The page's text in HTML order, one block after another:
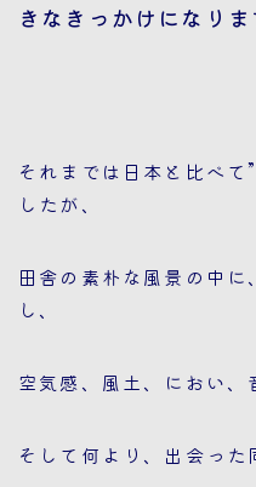
きなきっかけになりま
それまでは日本と比べて
したが、
田舎の素朴な風景の中
し、
空気感、風土、におい、
そして何より、出会った